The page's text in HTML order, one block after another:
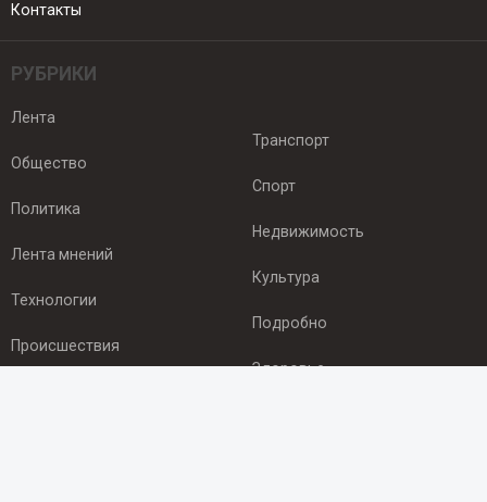
Контакты
РУБРИКИ
Лента
Общество
Политика
Лента мнений
Технологии
Происшествия
Транспорт
Спорт
Недвижимость
Культура
Подробно
Здоровье